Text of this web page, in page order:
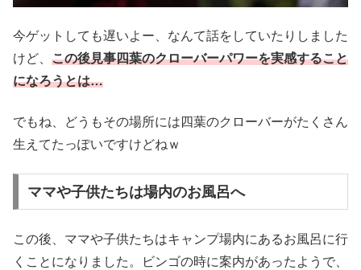
今ゲットしても遅いよー、なんて話をしていたりしました
けど、 この後見事四葉のクローバーパワーを実感すること
になろうとは…
でもね、どうもその場所には四葉のクローバーがたくさん
生えてたっぽいですけどねｗ
ママや子供たちは場内のお風呂へ
この後、ママや子供たちはキャンプ場内にあるお風呂に行
くことになりました。ビンゴの時に案内があったようで、